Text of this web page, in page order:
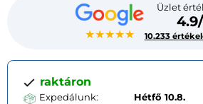
★★★★★
Üzlet
10.233
raktáron
Expedálunk:
Hétfő 10.8.